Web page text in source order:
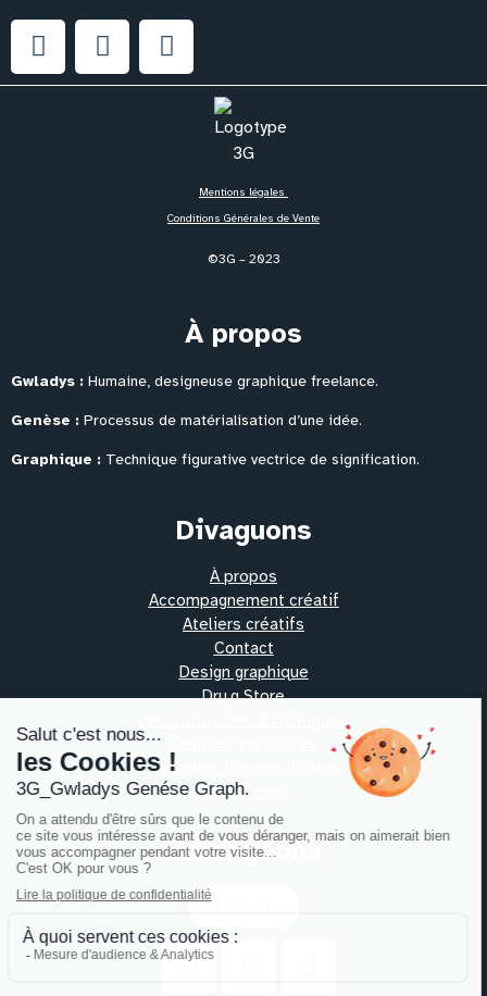
Mentions légales
Conditions Générales de Vente
©3G – 2023
À propos
Gwladys : Humaine, designeuse graphique freelance.
Genèse : Processus de matérialisation d’une idée.
Graphique : Technique figurative vectrice de signification.
Divaguons
À propos
Accompagnement créatif
Ateliers créatifs
Contact
Design graphique
Dru.g Store
Les protocoles alchimiques
Pratiques thérapeutiques
Ressources
Échangeons